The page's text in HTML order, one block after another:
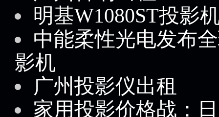
明基W1080ST投影
中能柔性光电发布
影机
广州投影仪出租
家用投影价格战：